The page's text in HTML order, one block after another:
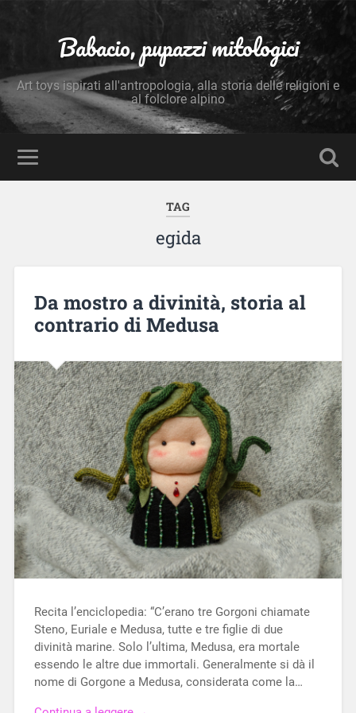
Babacio, pupazzi mitologici
Art toys ispirati all'antropologia, alla storia delle religioni e
al folclore alpino
TAG
egida
Da mostro a divinità, storia al
contrario di Medusa
Recita l’enciclopedia: “C’erano tre Gorgoni chiamate
Steno, Euriale e Medusa, tutte e tre figlie di due
divinità marine. Solo l’ultima, Medusa, era mortale
essendo le altre due immortali. Generalmente si dà il
nome di Gorgone a Medusa, considerata come la…